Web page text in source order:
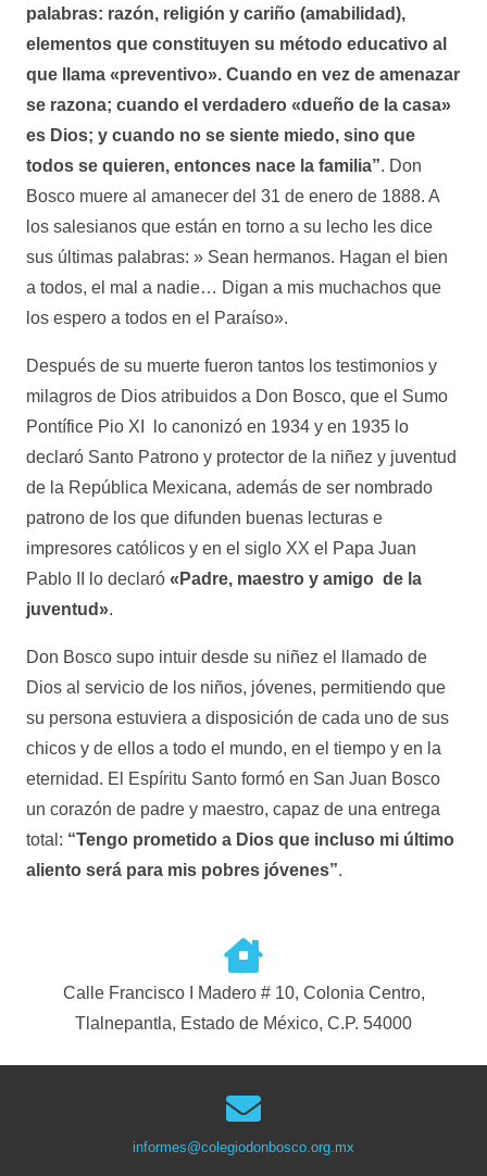
palabras: razón, religión y cariño (amabilidad),
elementos que constituyen su método educativo al
que llama «preventivo». Cuando en vez de amenazar
se razona; cuando el verdadero «dueño de la casa»
es Dios; y cuando no se siente miedo, sino que
todos se quieren, entonces nace la familia”. Don
Bosco muere al amanecer del 31 de enero de 1888. A
los salesianos que están en torno a su lecho les dice
sus últimas palabras: » Sean hermanos. Hagan el bien
a todos, el mal a nadie… Digan a mis muchachos que
los espero a todos en el Paraíso».
Después de su muerte fueron tantos los testimonios y
milagros de Dios atribuidos a Don Bosco, que el Sumo
Pontífice Pio XI lo canonizó en 1934 y en 1935 lo
declaró Santo Patrono y protector de la niñez y juventud
de la República Mexicana, además de ser nombrado
patrono de los que difunden buenas lecturas e
impresores católicos y en el siglo XX el Papa Juan
Pablo II lo declaró «Padre, maestro y amigo de la
juventud».
Don Bosco supo intuir desde su niñez el llamado de
Dios al servicio de los niños, jóvenes, permitiendo que
su persona estuviera a disposición de cada uno de sus
chicos y de ellos a todo el mundo, en el tiempo y en la
eternidad. El Espíritu Santo formó en San Juan Bosco
un corazón de padre y maestro, capaz de una entrega
total: “Tengo prometido a Dios que incluso mi último
aliento será para mis pobres jóvenes”.
Calle Francisco I Madero # 10, Colonia Centro,
Tlalnepantla, Estado de México, C.P. 54000
informes@colegiodonbosco.org.mx